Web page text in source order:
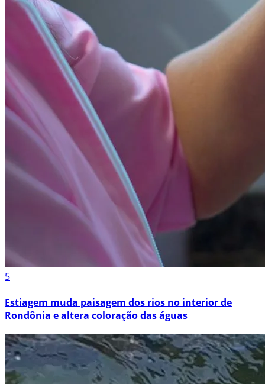
5
Estiagem muda paisagem dos rios no interior de
Rondônia e altera coloração das águas